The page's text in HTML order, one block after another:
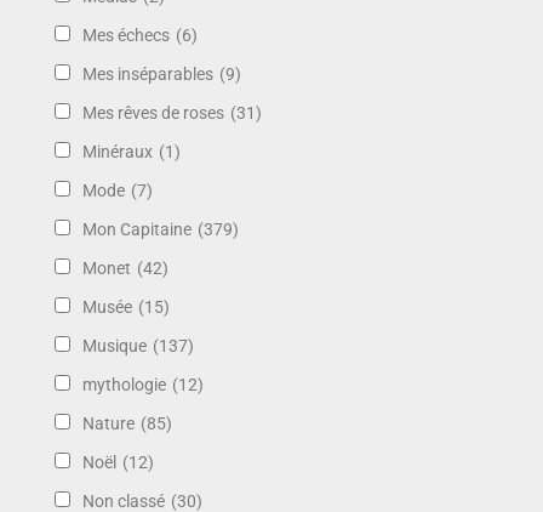
Mes échecs (6)
Mes inséparables (9)
Mes rêves de roses (31)
Minéraux (1)
Mode (7)
Mon Capitaine (379)
Monet (42)
Musée (15)
Musique (137)
mythologie (12)
Nature (85)
Noël (12)
Non classé (30)